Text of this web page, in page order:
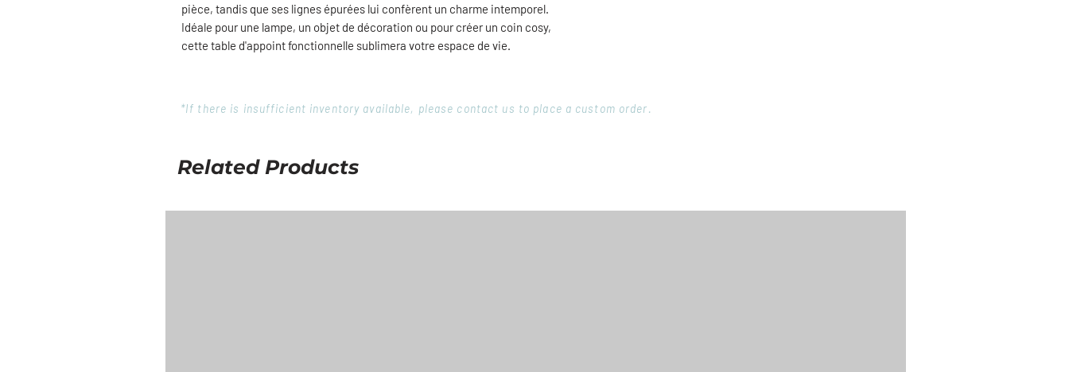
pièce, tandis que ses lignes épurées lui confèrent un charme intemporel.
Idéale pour une lampe, un objet de décoration ou pour créer un coin cosy,
cette table d'appoint fonctionnelle sublimera votre espace de vie.
*If there is insufficient inventory available, please contact us to place a custom order.
Related Products